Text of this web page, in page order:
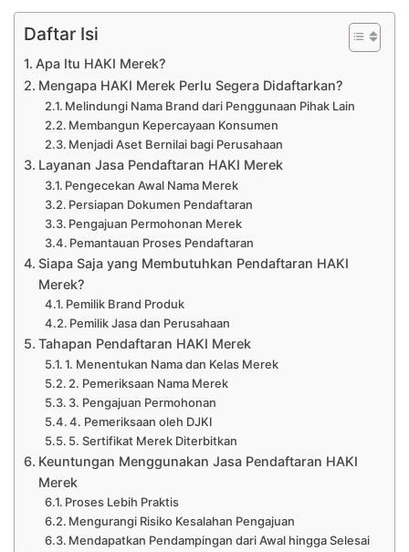
Daftar Isi
Apa Itu HAKI Merek?
Mengapa HAKI Merek Perlu Segera Didaftarkan?
Melindungi Nama Brand dari Penggunaan Pihak Lain
Membangun Kepercayaan Konsumen
Menjadi Aset Bernilai bagi Perusahaan
Layanan Jasa Pendaftaran HAKI Merek
Pengecekan Awal Nama Merek
Persiapan Dokumen Pendaftaran
Pengajuan Permohonan Merek
Pemantauan Proses Pendaftaran
Siapa Saja yang Membutuhkan Pendaftaran HAKI
Merek?
Pemilik Brand Produk
Pemilik Jasa dan Perusahaan
Tahapan Pendaftaran HAKI Merek
1. Menentukan Nama dan Kelas Merek
2. Pemeriksaan Nama Merek
3. Pengajuan Permohonan
4. Pemeriksaan oleh DJKI
5. Sertifikat Merek Diterbitkan
Keuntungan Menggunakan Jasa Pendaftaran HAKI
Merek
Proses Lebih Praktis
Mengurangi Risiko Kesalahan Pengajuan
Mendapatkan Pendampingan dari Awal hingga Selesai